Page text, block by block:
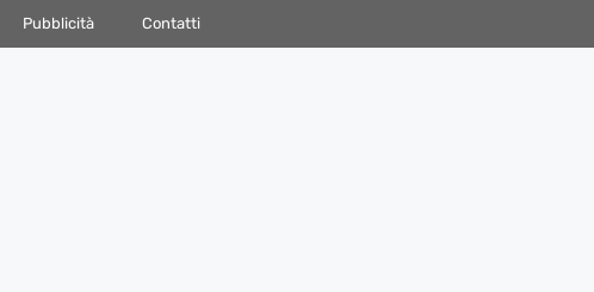
Pubblicità Contatti